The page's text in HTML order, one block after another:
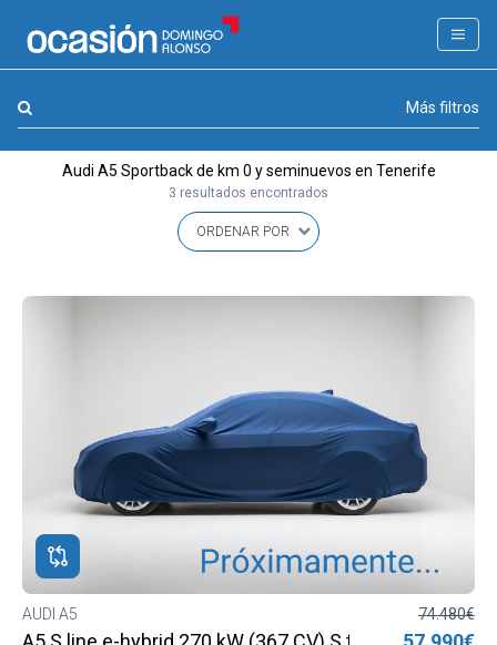
FILTROS
APPROVED
Precio y cuota (0)
Carrocería, año y Kms.
Más filtros
Audi A5 Sportback de km 0 y seminuevos en Tenerife
3 resultados encontrados
AUDI A5 74.480€